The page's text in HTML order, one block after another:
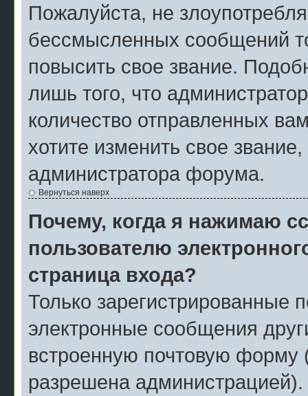
Пожалуйста, не
бессмысленных сообщений
повысить свое звание.
лишь того, что
количество отправленных
хотите изменить свое
администратора форума.
Вернуться наверх
Почему, когда я нажимаю
пользователю
страница входа?
Только зарегистрированные
электронные сообщения
встроенную почтовую форму
разрешена